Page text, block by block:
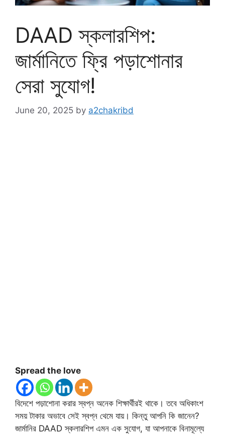
DAAD স্কলারশিপ:
জার্মানিতে ফ্রি পড়াশোনার
সেরা সুযোগ!
June 20, 2025 by a2chakribd
Spread the love
বিদেশে পড়াশোনা করার স্বপ্ন অনেক শিক্ষার্থীরই থাকে। তবে অধিকাংশ
সময় টাকার অভাবে সেই স্বপ্ন থেমে যায়। কিন্তু আপনি কি জানেন?
জার্মানির DAAD স্কলারশিপ এমন এক সুযোগ, যা আপনাকে বিনামূল্যে